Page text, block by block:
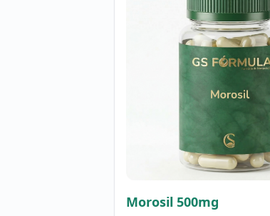
Morosil 500mg